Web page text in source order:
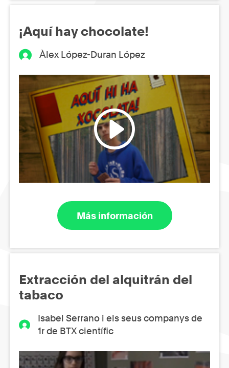
¡Aquí hay chocolate!
Àlex López-Duran López
Más información
Extracción del alquitrán del
tabaco
Isabel Serrano i els seus companys de
1r de BTX científic